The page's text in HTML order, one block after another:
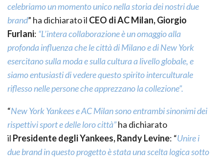
celebriamo un momento unico nella storia dei nostri due
brand” ha dichiarato il CEO di AC Milan, Giorgio
Furlani: “L’intera collaborazione è un omaggio alla
profonda influenza che le città di Milano e di New York
esercitano sulla moda e sulla cultura a livello globale, e
siamo entusiasti di vedere questo spirito interculturale
riflesso nelle persone che apprezzano la collezione”.
“New York Yankees e AC Milan sono entrambi sinonimi dei
rispettivi sport e delle loro città”ha dichiarato
il Presidente degli Yankees, Randy Levine: “Unire i
due brand in questo progetto è stata una scelta logica sotto